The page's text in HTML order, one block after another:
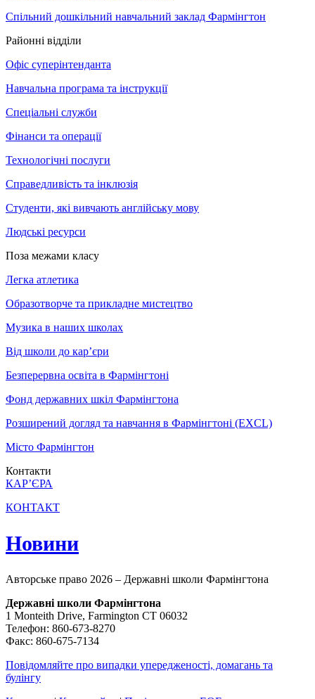
Спільний дошкільний навчальний заклад Фармінгтон
Районні відділи
Офіс суперінтенданта
Навчальна програма та інструкції
Спеціальні служби
Фінанси та операції
Технологічні послуги
Справедливість та інклюзія
Студенти, які вивчають англійську мову
Людські ресурси
Поза межами класу
Легка атлетика
Образотворче та прикладне мистецтво
Музика в наших школах
Від школи до кар’єри
Безперервна освіта в Фармінгтоні
Фонд державних шкіл Фармінгтона
Розширений догляд та навчання в Фармінгтоні (EXCL)
Місто Фармінгтон
Контакти
КАР’ЄРА
КОНТАКТ
Новини
Авторське право 2026 – Державні школи Фармінгтона
Державні школи Фармінгтона
1 Monteith Drive, Farmington CT 06032
Телефон: 860-673-8270
Факс: 860-675-7134
Повідомляйте про випадки упередженості, домагань та
булінгу